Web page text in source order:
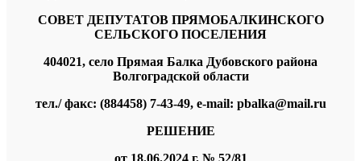
СОВЕТ ДЕПУТАТОВ ПРЯМОБАЛКИНСКОГО
СЕЛЬСКОГО ПОСЕЛЕНИЯ
404021, село Прямая Балка Дубовского района
Волгоградской области
тел./факс: (884458) 7-43-49, e-mail: pbalka@mail.ru
РЕШЕНИЕ
от 18.06.2024 г. № 52/81